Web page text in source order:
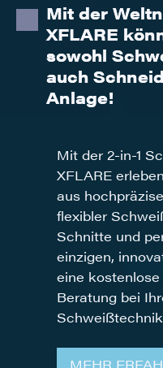
Mit der
XFLARE
sowohl
auch
Anlage!
Mit der 2-in-1
XFLARE
aus
flexibler
Schnitte und
einzigen,
eine
Beratung bei